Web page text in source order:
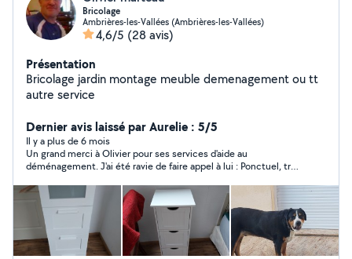
Bricolage
Ambrières-les-Vallées (Ambrières-les-Vallées)
4,6/5 (28 avis)
Présentation
Bricolage jardin montage meuble demenagement ou tt
autre service
Dernier avis laissé par Aurelie : 5/5
Il y a plus de 6 mois
Un grand merci à Olivier pour ses services d'aide au
déménagement. J'ai été ravie de faire appel à lui : Ponctuel, très
efficacement et en équipe. Mes camions ont été chargés très
vite et très bien, optimisés, rien n'a bougé durant mes 5 h de
route ensuite. Je recommande Olivier à 100%. ?